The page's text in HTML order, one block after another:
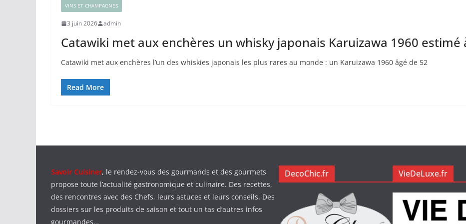
VINS ET CHAMPAGNES
3 juin 2026 admin
Catawiki met aux enchères un whisky japonais Karuizawa 1960 estimé
Catawiki met aux enchères l’un des whiskies japonais les plus rares au monde : un Karuizawa 1960 âgé de 52
Read More
Savoir Cuisiner, le rendez-vous des gourmands et des gourmets
propose toute l’actualité gastronomique et culinaire. Des recettes,
des rencontres avec des Chefs, leurs astuces et leurs conseils. Des
dossiers sur les produits de saison et tout un tas d’autres infos
gourmandes…
DecoChic.fr VieDeLuxe.fr